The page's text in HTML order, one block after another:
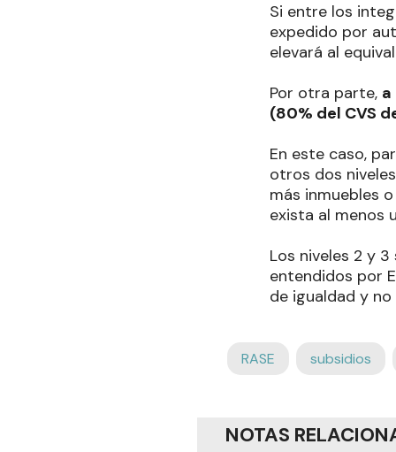
Si entre los
expedido por
elevará al
Por otra parte, a
(80% del CVS
En este caso,
otros dos
más inmuebles
exista al menos
Los niveles 2 y
entendidos por
de igualdad y
RASE subsidios
NOTAS